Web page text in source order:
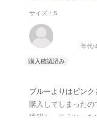
サイズ：S
年代:
ブルーよりはピンク
購入してしまったの
透明か、そうじゃ